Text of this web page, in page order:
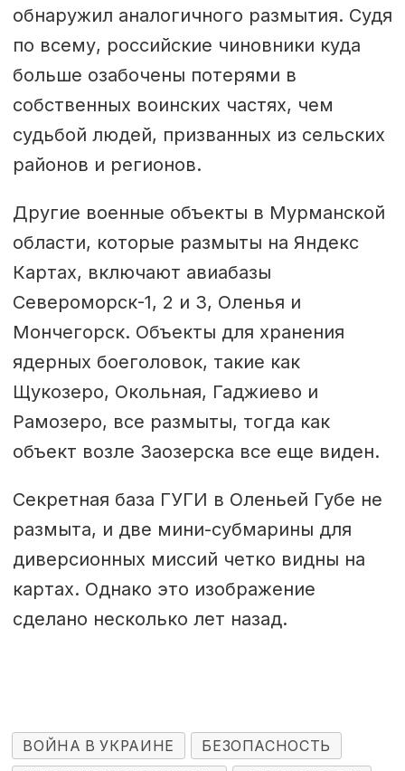
обнаружил аналогичного размытия. Судя
по всему, российские чиновники куда
больше озабочены потерями в
собственных воинских частях, чем
судьбой людей, призванных из сельских
районов и регионов.
Другие военные объекты в Мурманской
области, которые размыты на Яндекс
Картах, включают авиабазы
Североморск-1, 2 и 3, Оленья и
Мончегорск. Объекты для хранения
ядерных боеголовок, такие как
Щукозеро, Окольная, Гаджиево и
Рамозеро, все размыты, тогда как
объект возле Заозерска все еще виден.
Секретная база ГУГИ в Оленьей Губе не
размыта, и две мини-субмарины для
диверсионных миссий четко видны на
картах. Однако это изображение
сделано несколько лет назад.
ВОЙНА В УКРАИНЕ
БЕЗОПАСНОСТЬ